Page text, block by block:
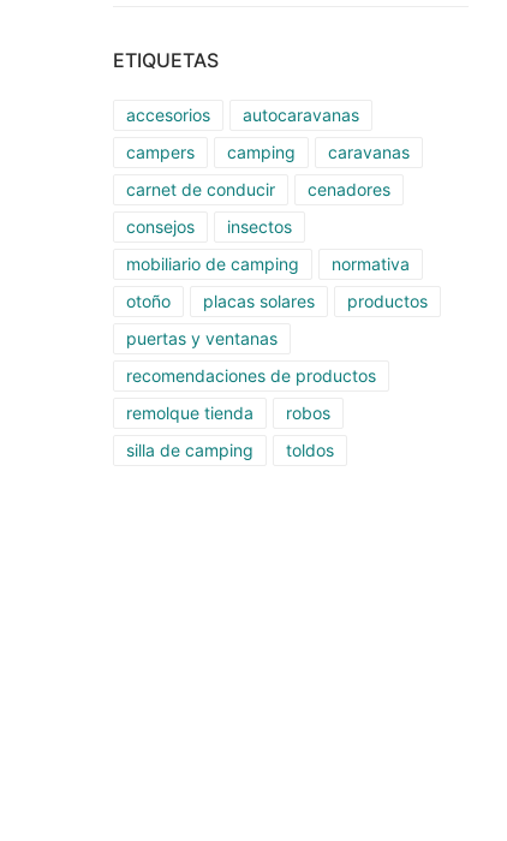
ETIQUETAS
accesorios
autocaravanas
campers
camping
caravanas
carnet de conducir
cenadores
consejos
insectos
mobiliario de camping
normativa
otoño
placas solares
productos
puertas y ventanas
recomendaciones de productos
remolque tienda
robos
silla de camping
toldos